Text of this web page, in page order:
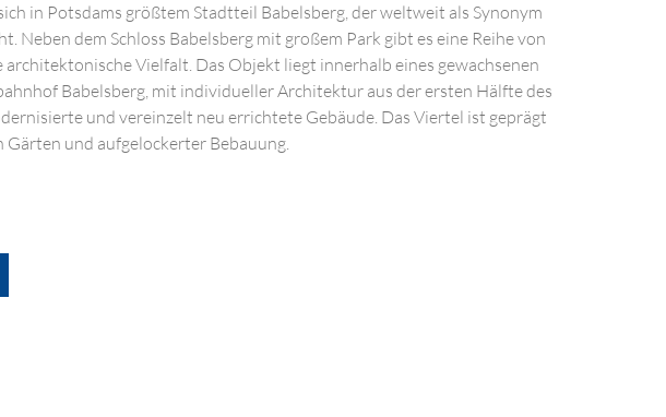
in Potsdams größtem Stadtteil Babelsberg, der weltweit als Synonym
Neben dem Schloss Babelsberg mit großem Park gibt es eine Reihe von
Vielfalt. Das Objekt liegt innerhalb eines gewachsenen
Babelsberg, mit individueller Architektur aus der ersten Hälfte des
und vereinzelt neu errichtete Gebäude. Das Viertel ist geprägt
und aufgelockerter Bebauung.